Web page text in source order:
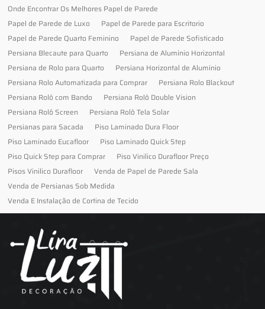
Onde Encontrar Os Melhores Papel de Parede
Papel de Parede de Luxo
Papel de Parede para Escritorio
Papel de Parede Quarto Feminino
Papel de Parede Sofisticado
Persiana Blecaute para Quarto
Persiana de Alumínio Horizontal
Persiana de Rolo para Quarto
Persiana Horizontal de Alumínio
Persiana Rolo Automatizada para Comprar
Persiana Rolo Blackout
Persiana Rolô com Bando
Persiana Rolô Double Vision
Persiana Rolô Screen
Persiana Rolô Tela Solar
Persianas para Sacada
Piso Laminado Dura Floor
Piso Laminado Eucafloor
Piso Laminado Quick Step
Piso Quick Step para Comprar
Piso Vinilico Durafloor Preço
Pisos Vinilico Durafloor
Venda de Papel de Parede Sala
Venda de Persianas Sob Medida
Venda E Instalação de Cortina de Tecido